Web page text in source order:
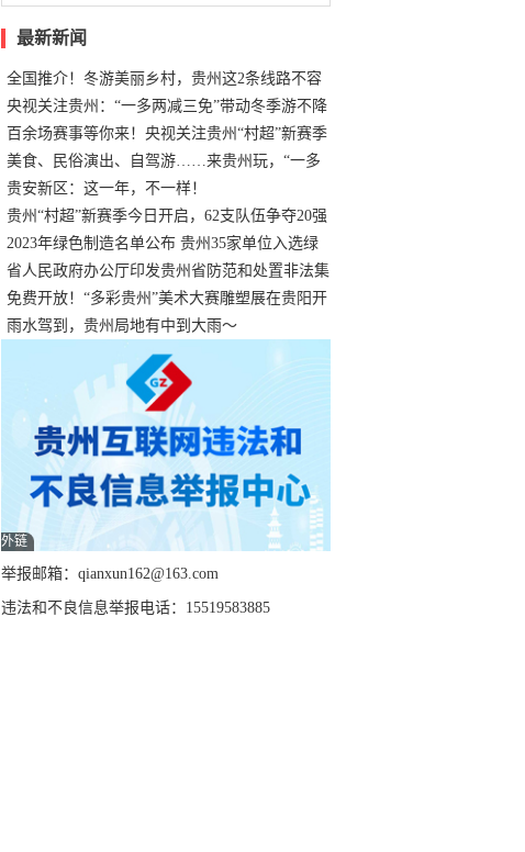
最新新闻
全国推介！冬游美丽乡村，贵州这2条线路不容
错过
央视关注贵州：“一多两减三免”带动冬季游不降
温
百余场赛事等你来！央视关注贵州“村超”新赛季
正式“打响”
美食、民俗演出、自驾游……来贵州玩，“一多
两减三免”！
贵安新区：这一年，不一样！
贵州“村超”新赛季今日开启，62支队伍争夺20强
名额
2023年绿色制造名单公布 贵州35家单位入选绿
色工厂
省人民政府办公厅印发贵州省防范和处置非法集
资工作实施细则
免费开放！“多彩贵州”美术大赛雕塑展在贵阳开
展，持续至1月19日
雨水驾到，贵州局地有中到大雨～
外链
举报邮箱：qianxun162@163.com
违法和不良信息举报电话：15519583885